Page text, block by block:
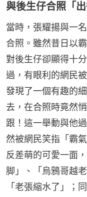
與後生仔合照「
當時，張耀揚與一
合照。雖然昔日以
對後生仔卻顯得十
過，有眼利的網民
發現了一個有趣的
去，在合照時竟然
跟！這一舉動與他
然被網民笑指「霸
反差萌的可愛一面
脚」、「烏鴉哥越
「老張縮水了」；